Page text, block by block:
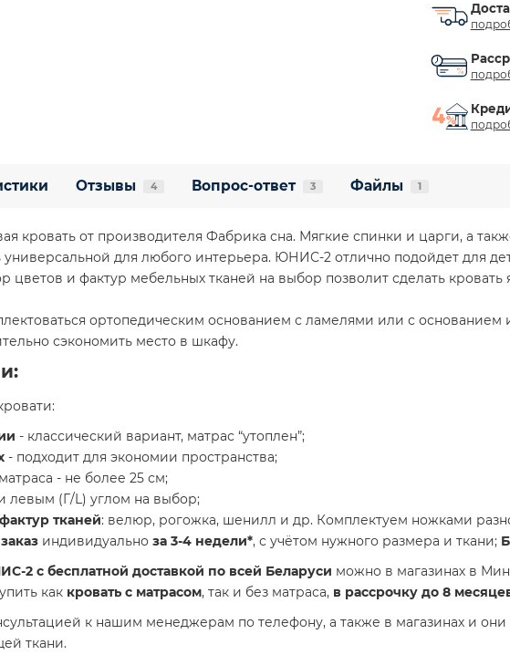
Отзывы 4 Вопрос-ответ 3 Файлы 1
кровать от производителя Фабрика сна. Мягкие спинки и царги, а
для любого интерьера. ЮНИС-2 отлично подойдет для
и фактур мебельных тканей на выбор позволит сделать
ортопедическим основанием с ламелями или с
сэкономить место в шкафу.
- классический вариант, матрас “утоплен”;
- подходит для экономии пространства;
- не более 25 см;
левым (Г/L) углом на выбор;
тканей: велюр, рогожка, шенилл и др. Комплектуем ножками
индивидуально за 3-4 недели*, с учётом нужного размера и ткани;
2 с бесплатной доставкой по всей Беларуси можно в магазинах в
как кровать с матрасом, так и без матраса, в рассрочку до 8
к нашим менеджерам по телефону, а также в магазинах и
ткани.